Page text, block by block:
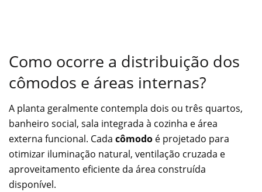
Como ocorre a distribuição dos
cômodos e áreas internas?
A planta geralmente contempla dois ou três quartos,
banheiro social, sala integrada à cozinha e área
externa funcional. Cada cômodo é projetado para
otimizar iluminação natural, ventilação cruzada e
aproveitamento eficiente da área construída
disponível.